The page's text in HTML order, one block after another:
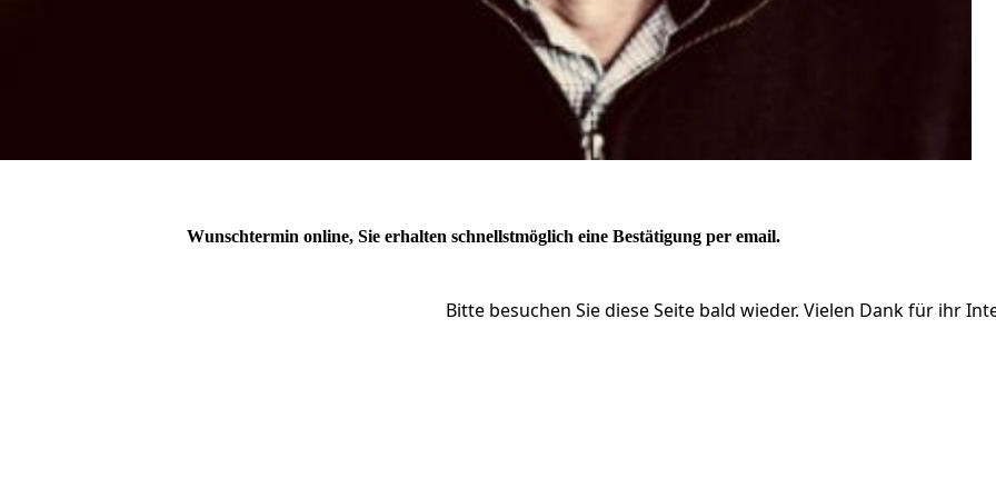
Wunschtermin online, Sie erhalten schnellstmöglich eine Bestätigung per email.
Bitte besuchen Sie diese Seite bald wieder. Vielen Dank für ihr